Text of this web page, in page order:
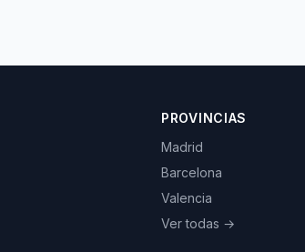
PROVINCIAS
Madrid
Barcelona
Valencia
Ver todas →